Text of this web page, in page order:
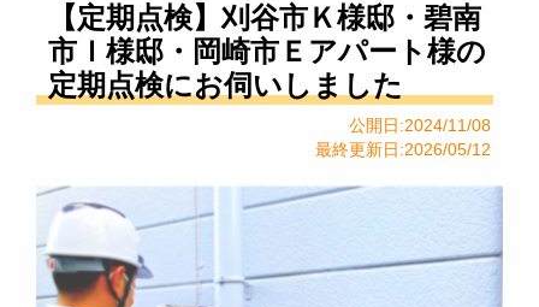
【定期点検】刈谷市Ｋ様邸・碧南
市Ｉ様邸・岡崎市Ｅアパート様の
定期点検にお伺いしました
公開日:2024/11/08
最終更新日:2026/05/12